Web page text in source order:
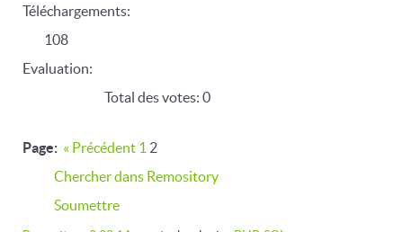
Téléchargements:
108
Evaluation:
Total des votes: 0
Page: « Précédent 1 2
Chercher dans Remository
Soumettre